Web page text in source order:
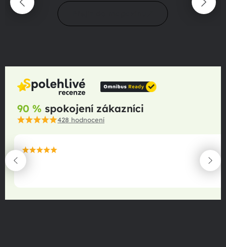
90 % spokojení zákazníci
428 hodnocení
maximální spokojenost
22.06.2025